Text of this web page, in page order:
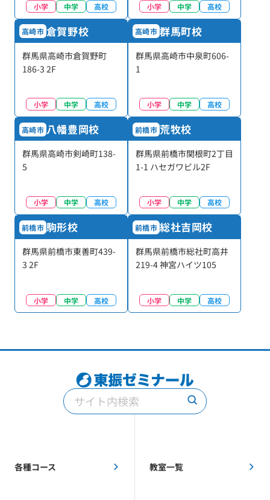
小学 中学 高校 小学 中学 高校
高崎市 倉賀野校
群馬県高崎市倉賀野町
186-3 2F
小学 中学 高校
高崎市 群馬町校
群馬県高崎市中泉町606-
1
小学 中学 高校
高崎市 八幡豊岡校
群馬県高崎市剣崎町138-
5
小学 中学 高校
前橋市 荒牧校
群馬県前橋市関根町2丁目
1-1 ハセガワビル2F
小学 中学 高校
前橋市 駒形校
群馬県前橋市東善町439-
3 2F
小学 中学 高校
前橋市 総社吉岡校
群馬県前橋市総社町高井
219-4 神宮ハイツ105
小学 中学 高校
各種コース 教室一覧